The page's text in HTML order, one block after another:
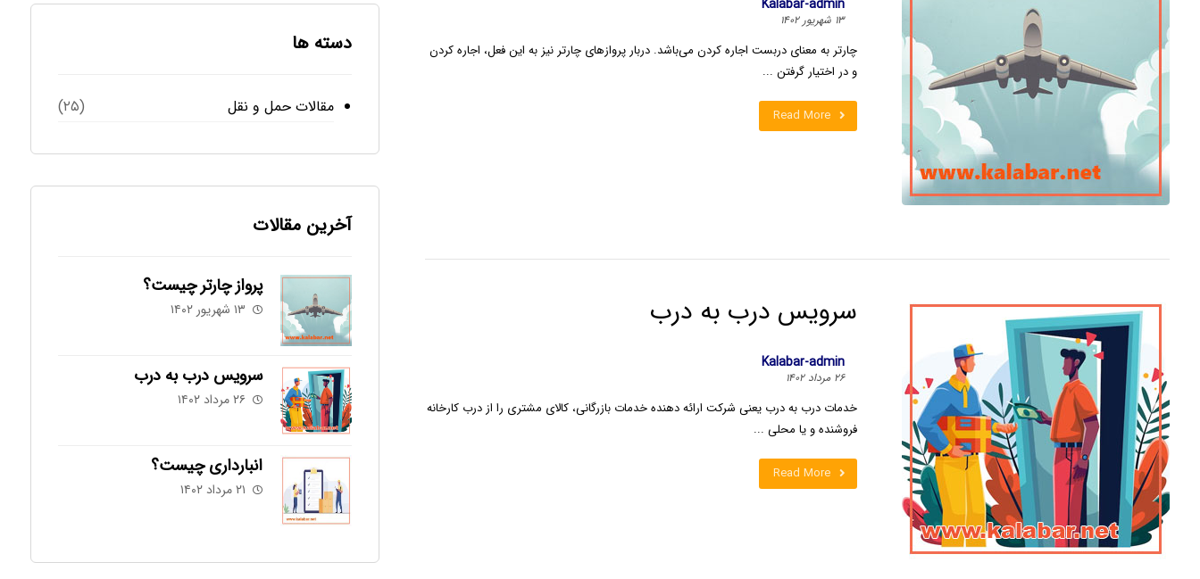
Kalabar-admin
۱۳ شهریور ۱۴۰۲
چارتر به معنای دربست اجاره کردن می‌باشد. دربار پروازهای چارتر نیز به این فعل، اجاره کردن
و در اختیار گرفتن ...
Read More
سرویس درب به درب
Kalabar-admin
۲۶ مرداد ۱۴۰۲
خدمات درب به درب یعنی شرکت ارائه دهنده خدمات بازرگانی، کالای مشتری را از درب کارخانه
فروشنده و یا محلی ...
Read More
دسته ها
مقالات حمل و نقل (۲۵)
آخرین مقالات
پرواز چارتر چیست؟
۱۳ شهریور ۱۴۰۲
سرویس درب به درب
۲۶ مرداد ۱۴۰۲
انبارداری چیست؟
۲۱ مرداد ۱۴۰۲